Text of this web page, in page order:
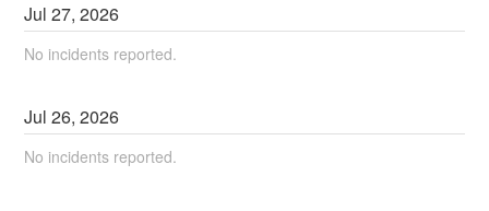
Jul27,2026
No incidents reported.
Jul26,2026
No incidents reported.